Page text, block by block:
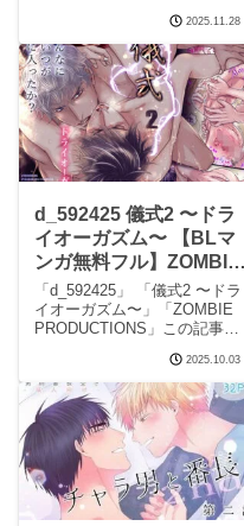
のエロマンガです。 続きを読
むd_090036 VANILLA 1の見ど
ころシーンVA
2025.11.28
d_592425 儀式2 〜ドラ
イオーガズム〜 【BLマ
ンガ無料フル】ZOMBIE
PRODUCTIONS
「d_592425」 「儀式2 〜ドラ
イオーガズム〜」「ZOMBIE
PRODUCTIONS」この記事は
ZOMBIE PRODUCTIONSのエ
ロマンガです。 続きを読む
d_592425 儀式2 〜ドライオー
ガズム〜
2025.10.03